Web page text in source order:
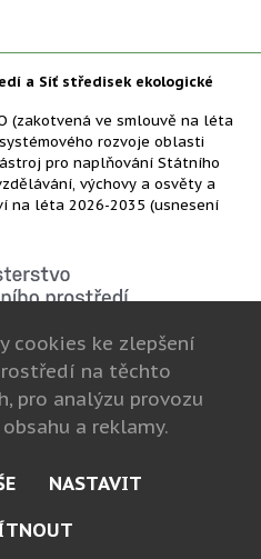
a Síť středisek ekologické
(zakotvená ve smlouvě na léta
rozvoje oblasti
pro naplňování Státního
výchovy a osvěty a
na léta 2026-2035 (usnesení
cookies ke zlepšení
na těchto
pro analýzu provozu
a reklamy.
NASTAVIT